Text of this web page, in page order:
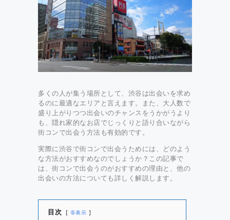
多くの人が集う場所として、渋谷は出会いを求め
るのに最適なエリアと言えます。また、大人数で
盛り上がりつつ出会いのチャンスをうかがうより
も、隠れ家的なお店でじっくりと語り合いながら
街コンで出会う方法も有効的です。
実際に渋谷で街コンで出会うためには、どのよう
な方法がおすすめなのでしょうか？この記事で
は、街コンで出会うのがおすすめの理由と、他の
出会いの方法についても詳しく解説します。
目次 非表示